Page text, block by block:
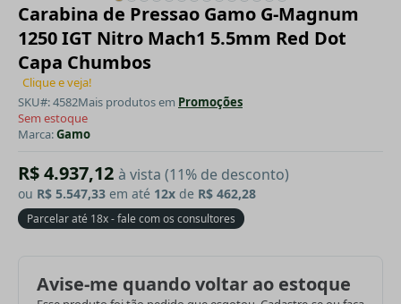
Carabina de Pressao Gamo G-Magnum
1250 IGT Nitro Mach1 5.5mm Red Dot
Capa Chumbos
Clique e veja!
SKU#: 4582Mais produtos em Promoções
Sem estoque
Marca:Gamo
R$ 4.937,12 à vista (11% de desconto)
ou R$ 5.547,33 em até 12x de R$ 462,28
Parcelar até 18x - fale com os consultores
Avise-me quando voltar ao estoque